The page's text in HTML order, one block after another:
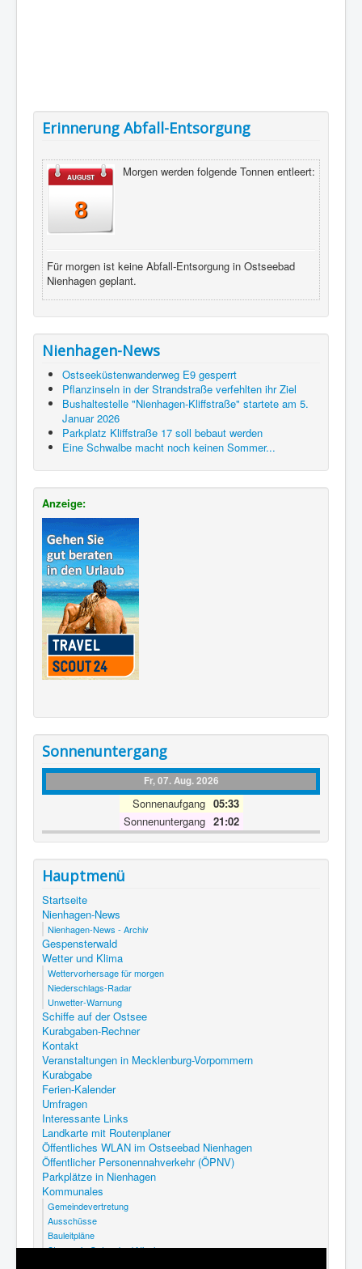
Erinnerung Abfall-Entsorgung
AUGUST
8
Morgen werden folgende Tonnen entleert:
Für morgen ist keine Abfall-Entsorgung in Ostseebad
Nienhagen geplant.
Nienhagen-News
Ostseeküstenwanderweg E9 gesperrt
Pflanzinseln in der Strandstraße verfehlten ihr Ziel
Bushaltestelle "Nienhagen-Kliffstraße" startete am 5.
Januar 2026
Parkplatz Kliffstraße 17 soll bebaut werden
Eine Schwalbe macht noch keinen Sommer...
Anzeige:
Sonnenuntergang
Fr, 07. Aug. 2026
Sonnenaufgang 05:33
Sonnenuntergang 21:02
Hauptmenü
Startseite
Nienhagen-News
Nienhagen-News - Archiv
Gespensterwald
Wetter und Klima
Wettervorhersage für morgen
Niederschlags-Radar
Unwetter-Warnung
Schiffe auf der Ostsee
Kurabgaben-Rechner
Kontakt
Veranstaltungen in Mecklenburg-Vorpommern
Kurabgabe
Ferien-Kalender
Umfragen
Interessante Links
Landkarte mit Routenplaner
Öffentliches WLAN im Ostseebad Nienhagen
Öffentlicher Personennahverkehr (ÖPNV)
Parkplätze in Nienhagen
Kommunales
Gemeindevertretung
Ausschüsse
Bauleitpläne
Steuern in Ostseebad Nienhagen